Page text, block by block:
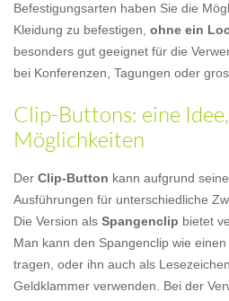
Befestigungsarten haben Sie die
Kleidung zu befestigen, ohne ein
besonders gut geeignet für die
bei Konferenzen, Tagungen oder
Clip-Buttons: eine
Möglichkeiten
Der Clip-Button kann aufgrund
Ausführungen für unterschiedliche
Die Version als Spangenclip bietet
Man kann den Spangenclip wie
tragen, oder ihn auch als
Geldklammer verwenden. Bei der